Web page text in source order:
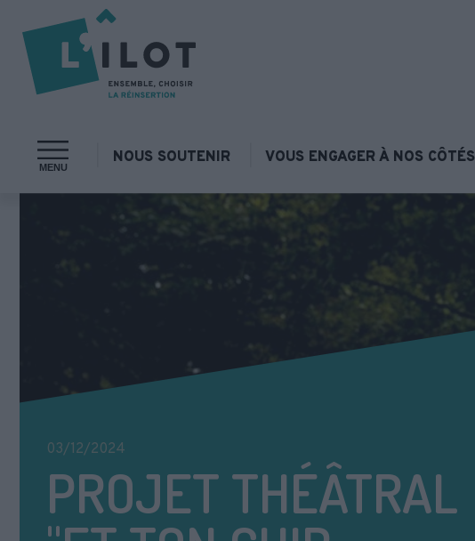
MENU
NOUS SOUTENIR VOUS ENGAGER À NOS CÔTÉS
03/12/2024
PROJET THÉÂTRAL